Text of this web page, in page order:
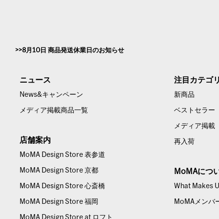
8月10日 商品発送休業日のお知らせ
ニュース
News&キャンペーン
メディア掲載商品一覧
店舗案内
MoMA Design Store 表参道
MoMA Design Store 京都
MoMA Design Store 心斎橋
MoMA Design Store 福岡
MoMA Design Store at ロフト
注目カテゴ
新商品
ベストセラー
メディア掲載
再入荷
MoMAにつ
What Makes
MoMAメンバ